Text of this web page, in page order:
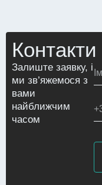
Контакти
Залиште заявку, і
ми зв’яжемося з
вами
найближчим
часом